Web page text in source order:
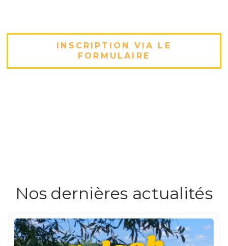
INSCRIPTION VIA LE
FORMULAIRE
Nos dernières actualités